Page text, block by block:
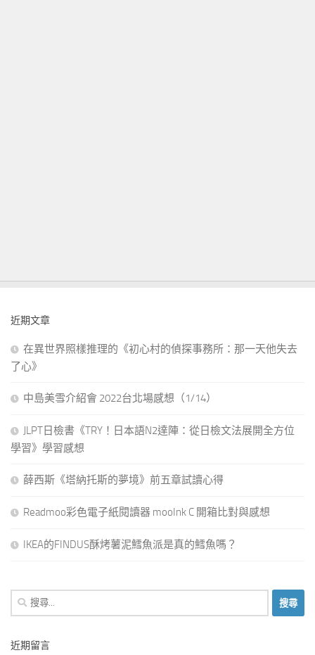
近期文章
在異世界照樣推理的《初心村的偵探事務所：那一天他失去
了心》
中島美雪介紹會 2022台北場感想（1/14）
JLPT日檢書《TRY！日本語N2達陣：從日檢文法展開全方位
學習》學習感想
薛西斯《塔納托斯的夢境》前五章試讀心得
Readmoo彩色電子紙閱讀器 mooInk C 開箱比對與感想
IKEA的FINDUS酥烤薯泥鱈魚派是真的鱈魚嗎？
搜
尋
鍵
近期留言